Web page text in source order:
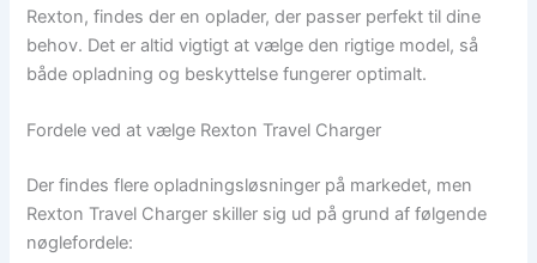
Rexton, findes der en oplader, der passer perfekt til dine
behov. Det er altid vigtigt at vælge den rigtige model, så
både opladning og beskyttelse fungerer optimalt.
Fordele ved at vælge Rexton Travel Charger
Der findes flere opladningsløsninger på markedet, men
Rexton Travel Charger skiller sig ud på grund af følgende
nøglefordele: